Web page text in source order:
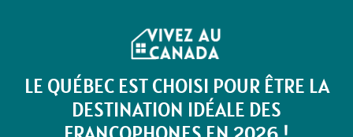
LE QUÉBEC EST CHOISI POUR ÊTRE LA
DESTINATION IDÉALE DES